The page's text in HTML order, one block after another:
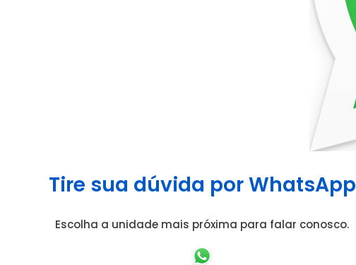
Tire sua dúvida por WhatsApp
Escolha a unidade mais próxima para falar conosco.